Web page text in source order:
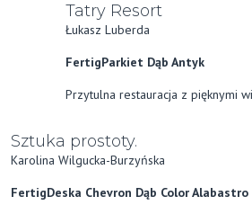
Tatry Resort
Łukasz Luberda
FertigParkiet Dąb Antyk
Przytulna restauracja z pięknymi
Sztuka prostoty.
Karolina Wilgucka-Burzyńska
FertigDeska Chevron Dąb Color Alabastro